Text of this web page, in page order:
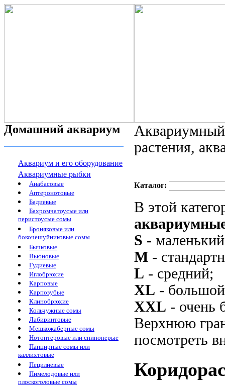
Домашний аквариум
Аквариум и его оборудование
Аквариумные рыбки
Анабасовые
Аптеронотовые
Бадиевые
Бахромчатоусые или
перистоусые сомы
Броняковые или
бокочешуйниковые сомы
Бычковые
Вьюновые
Гудиевые
Иглобрюхие
Карповые
Карпозубые
Клинобрюхие
Кольчужные сомы
Лабиринтовые
Мешкожаберные сомы
Нотоптеровые или спиноперые
Панцирные сомы или
каллихтовые
Пецилиевые
Пимелодовые или
плоскоголовые сомы
растения,
Каталог:
В этой
S -
M -
L - средний;
XL -
XXL - очень
Верхнюю
посмотреть